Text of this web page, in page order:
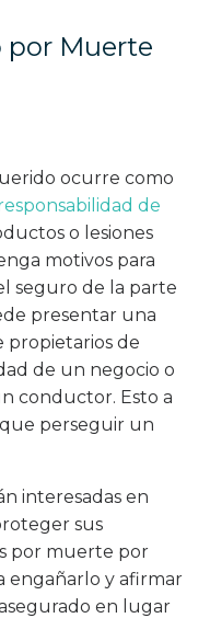
por Muerte
ocurre como
de
o lesiones
motivos para
seguro de la parte
presentar una
propietarios de
de un negocio o
conductor. Esto a
perseguir un
interesadas en
sus
por muerte por
engañarlo y afirmar
en lugar